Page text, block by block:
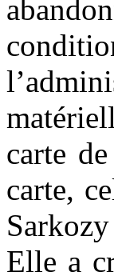
carte
carte,
Elle a